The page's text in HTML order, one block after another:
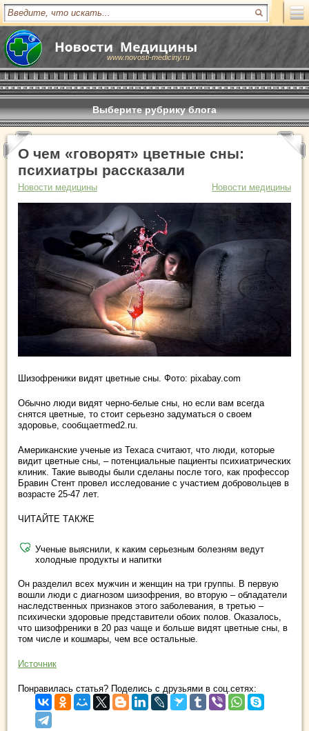
www.novosti-mediciny.ru
Выберите рубрику блога
О чем «говорят» цветные сны:
психиатры рассказали
Новости медицины Новости медицины
Шизофреники видят цветные сны. Фото: pixabay.com
Обычно люди видят черно-белые сны, но если вам всегда
снятся цветные, то стоит серьезно задуматься о своем
здоровье, сообщаетmed2.ru.
Американские ученые из Техаса считают, что люди, которые
видит цветные сны, – потенциальные пациенты психиатрических
клиник. Такие выводы были сделаны после того, как профессор
Бравин Стент провел исследование с участием добровольцев в
возрасте 25-47 лет.
ЧИТАЙТЕ ТАКЖЕ
Ученые выяснили, к каким серьезным болезням ведут
холодные продукты и напитки
Он разделил всех мужчин и женщин на три группы. В первую
вошли люди с диагнозом шизофрения, во вторую – обладатели
наследственных признаков этого заболевания, в третью –
психически здоровые представители обоих полов. Оказалось,
что шизофреники в 20 раз чаще и больше видят цветные сны, в
том числе и кошмары, чем все остальные.
Источник
Понравилась статья? Поделись с друзьями в соц.сетях: